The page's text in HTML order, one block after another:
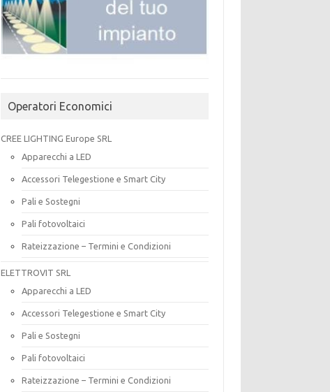
Operatori Economici
CREE LIGHTING Europe SRL
Apparecchi a LED
Accessori Telegestione e Smart City
Pali e Sostegni
Pali fotovoltaici
Rateizzazione – Termini e Condizioni
ELETTROVIT SRL
Apparecchi a LED
Accessori Telegestione e Smart City
Pali e Sostegni
Pali fotovoltaici
Rateizzazione – Termini e Condizioni